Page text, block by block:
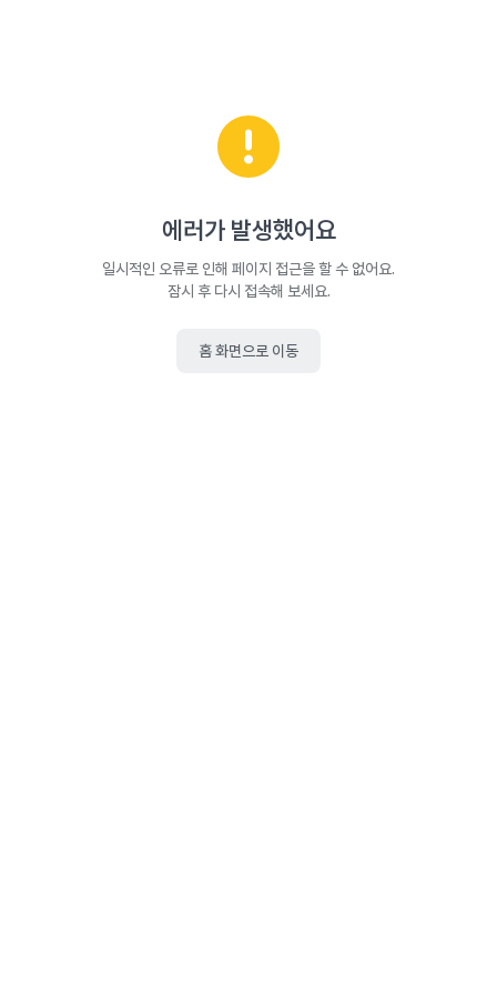
에러가 발생했어요
일시적인 오류로 인해 페이지 접근을 할 수 없어요.
잠시 후 다시 접속해 보세요.
홈 화면으로 이동